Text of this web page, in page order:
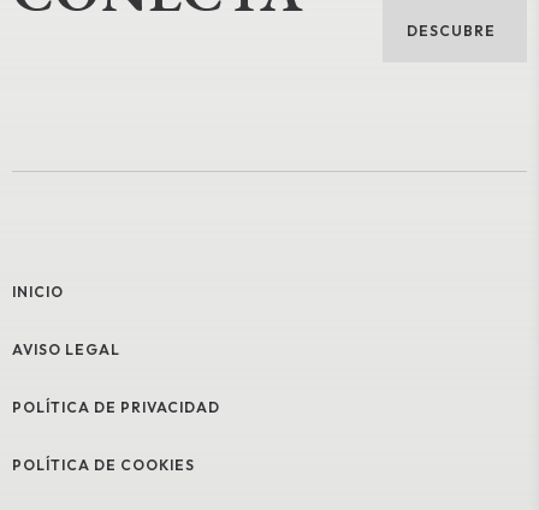
DESCUBRE
INICIO
AVISO LEGAL
POLÍTICA DE PRIVACIDAD
POLÍTICA DE COOKIES